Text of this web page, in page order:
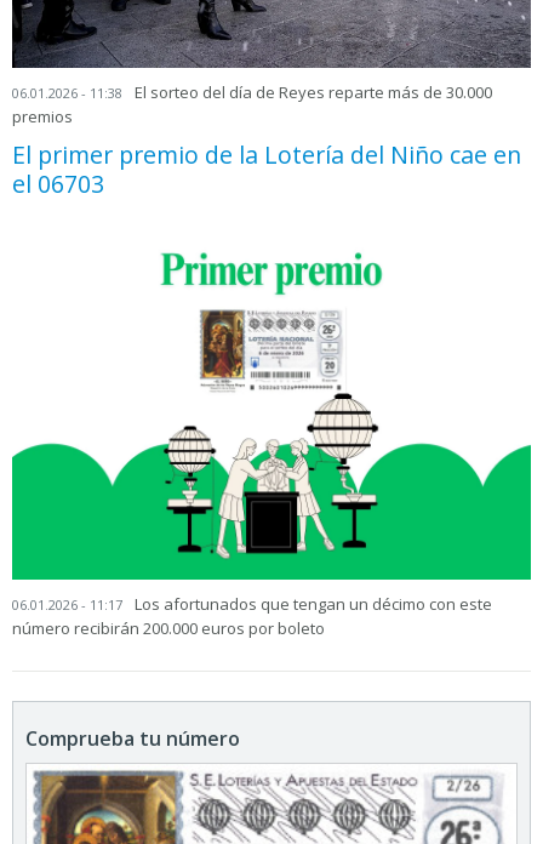
06.01.2026 - 11:38
El sorteo del día de Reyes reparte más de 30.000
premios
El primer premio de la Lotería del Niño cae en
el 06703
06.01.2026 - 11:17
Los afortunados que tengan un décimo con este
número recibirán 200.000 euros por boleto
Comprueba tu número